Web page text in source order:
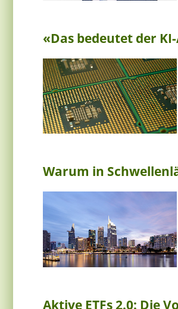
«Das bedeutet der
Warum in
Aktive ETFs 2.0: Die